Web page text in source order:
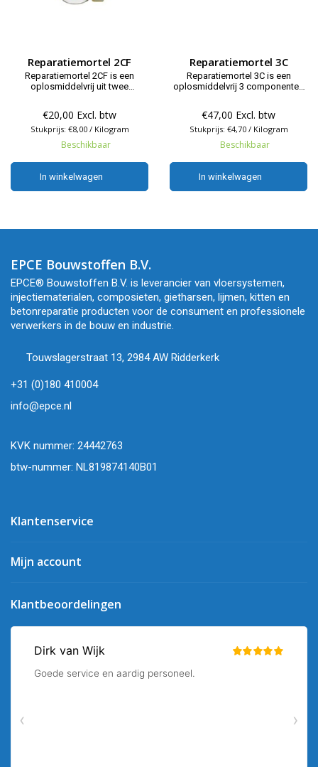
Reparatiemortel 2CF
Reparatiemortel 2CF is een
oplosmiddelvrij uit twee
gemodificeerde epoxyharsen. De
mortel 2CF is geschikt voor
zowel horizontaal als verticaal
werk.
€20,00 Excl. btw
Stukprijs: €8,00 / Kilogram
Beschikbaar
In winkelwagen
In winkelwagen
Reparatiemortel 3C
Reparatiemortel 3C is een
oplosmiddelvrij 3 componenten
epoxyharsen. Onze mortel 3C
wordt toegepast waar
vloeistofdichte reparaties
noodzakelijk zijn.
€47,00 Excl. btw
Stukprijs: €4,70 / Kilogram
Beschikbaar
In winkelwagen
In winkelwagen
EPCE Bouwstoffen B.V.
EPCE® Bouwstoffen B.V. is leverancier van vloersystemen,
injectiematerialen, composieten, gietharsen, lijmen, kitten en
betonreparatie producten voor de consument en professionele
verwerkers in de bouw en industrie.
Touwslagerstraat 13, 2984 AW Ridderkerk
+31 (0)180 410004
info@epce.nl
KVK nummer: 24442763
btw-nummer: NL819874140B01
Klantenservice
Mijn account
Klantbeoordelingen